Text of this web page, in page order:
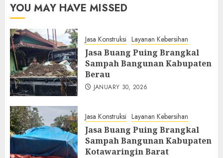
YOU MAY HAVE MISSED
Jasa Konstruksi Layanan Kebersihan
Jasa Buang Puing Brangkal
Sampah Bangunan Kabupaten
Berau
JANUARY 30, 2026
Jasa Konstruksi Layanan Kebersihan
Jasa Buang Puing Brangkal
Sampah Bangunan Kabupaten
Kotawaringin Barat